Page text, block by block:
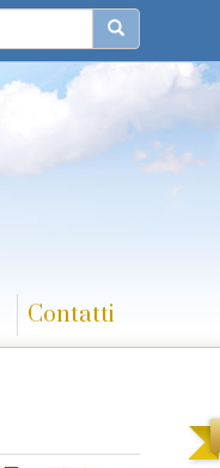
Contatti